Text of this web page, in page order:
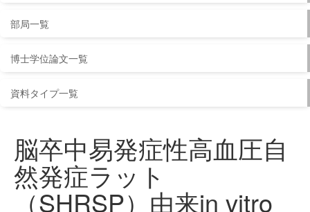
部局一覧
博士学位論文一覧
資料タイプ一覧
脳卒中易発症性高血圧自
然発症ラット
（SHRSP）由来in vitro